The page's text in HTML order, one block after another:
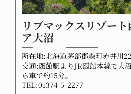
リブマックスリゾー
ア大沼
所在地:北海道茅部郡森町赤井川
交通:函館駅よりJR函館本線で大
ら車で約15分。
TEL:01374-5-2277